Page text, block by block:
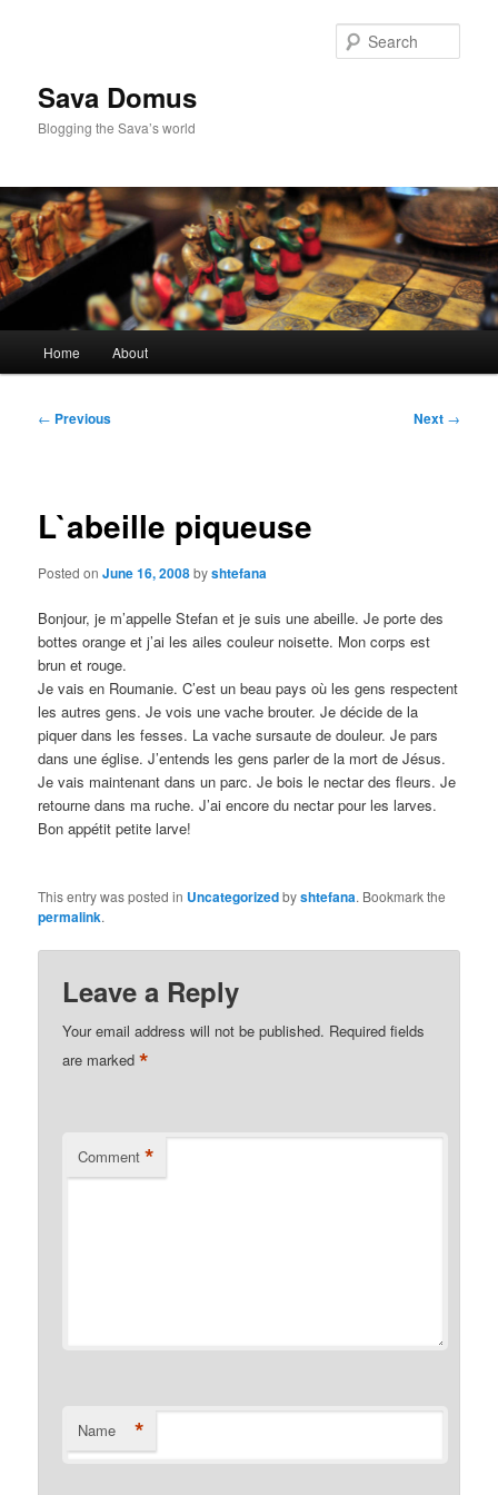
Sava Domus
Blogging the Sava’s world
Home About
Post
← Previous Next →
L`abeille piqueuse
Posted onJune 16, 2008byshtefana
Bonjour, je m’appelle Stefan et je suis une abeille. Je porte des
bottes orange et j’ai les ailes couleur noisette. Mon corps est
brun et rouge.
Je vais en Roumanie. C’est un beau pays où les gens respectent
les autres gens. Je vois une vache brouter. Je décide de la
piquer dans les fesses. La vache sursaute de douleur. Je pars
dans une église. J’entends les gens parler de la mort de Jésus.
Je vais maintenant dans un parc. Je bois le nectar des fleurs. Je
retourne dans ma ruche. J’ai encore du nectar pour les larves.
Bon appétit petite larve!
This entry was posted in Uncategorizedbyshtefana. Bookmark the
permalink.
Leave a Reply
Your email address will not be published. Required fields
are marked*
Comment *
Name *